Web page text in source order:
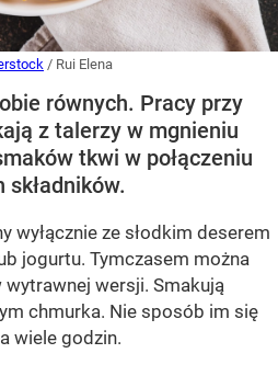
/ Rui Elena
równych. Pracy przy
z talerzy w mgnieniu
tkwi w połączeniu
wyłącznie ze słodkim deserem
jogurtu. Tymczasem można
wersji. Smakują
chmurka. Nie sposób im się
wiele godzin.